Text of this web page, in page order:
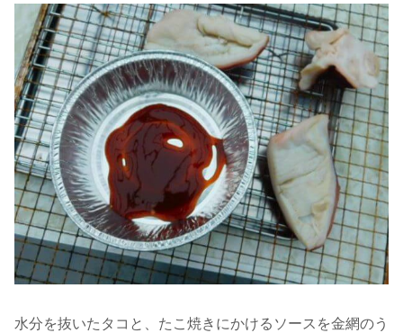
水分を抜いたタコと、たこ焼きにかけるソースを金網のう